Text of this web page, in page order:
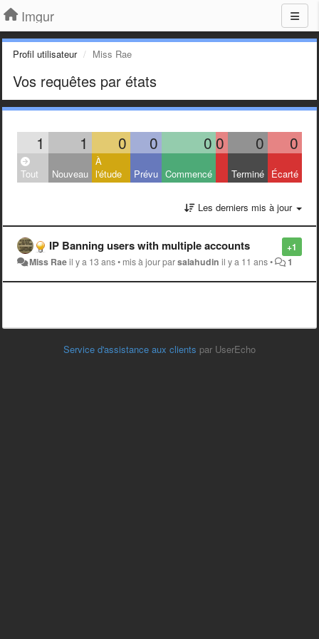
Imgur
Profil utilisateur Miss Rae
Vos requêtes par états
1 1 0 0 0 0 0 0
Tout Nouveau
À
l'étude
Prévu Commencé Terminé Écarté
Les derniers mis à jour
+1
IP Banning users with multiple accounts
Miss Raeil y a 13 ans• mis à jour parsalahudin il y a 11 ans• 1
Service d'assistance aux clients par UserEcho